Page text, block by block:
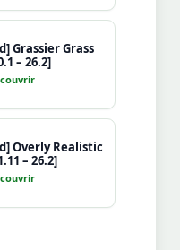
Grassier Grass
– 26.2]
Overly Realistic
– 26.2]